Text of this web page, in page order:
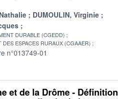
DUMOULIN, Virginie
DURABLE (CGEDD)
ESPACES RURAUX (CGAAER)
n°013749-01
et de la Drôme - Définition